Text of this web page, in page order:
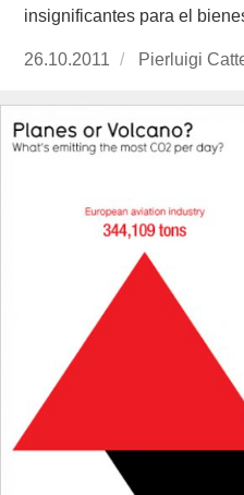
insignificantes para el
Publicado
26.10.2011
https://
Pierluigi